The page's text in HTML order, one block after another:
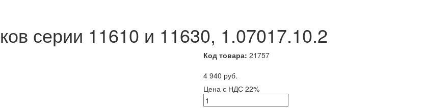
серии 11610 и 11630, 1.07017.10.2
Код товара: 21757
4 940 руб.
Цена с НДС 22%